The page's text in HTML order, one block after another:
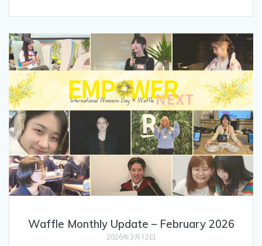
Waffle Monthly Update – February 2026
2026年3月12日